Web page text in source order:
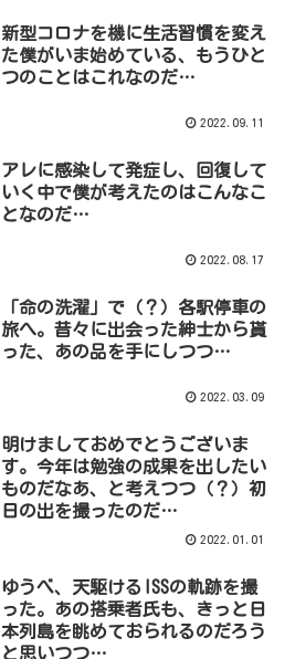
新型コロナを機に生活習慣を変え
た僕がいま始めている、もうひと
つのことはこれなのだ…
2022.09.11
アレに感染して発症し、回復して
いく中で僕が考えたのはこんなこ
となのだ…
2022.08.17
「命の洗濯」で（？）各駅停車の
旅へ。昔々に出会った紳士から貰
った、あの品を手にしつつ…
2022.03.09
明けましておめでとうございま
す。今年は勉強の成果を出したい
ものだなあ、と考えつつ（？）初
日の出を撮ったのだ…
2022.01.01
ゆうべ、天駆けるISSの軌跡を撮
った。あの搭乗者氏も、きっと日
本列島を眺めておられるのだろう
と思いつつ…